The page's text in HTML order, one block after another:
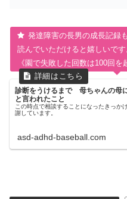
発達障害の長男の成長記録
読んでいただけると嬉しいです
《園で失敗した回数は100回を
診断をうけるまで 母ちゃんの母
と言われたこと
この時点で相談することになったきっか
謝しています。
asd-adhd-baseball.com